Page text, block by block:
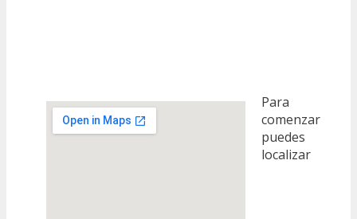
Para
comenzar
puedes
localizar